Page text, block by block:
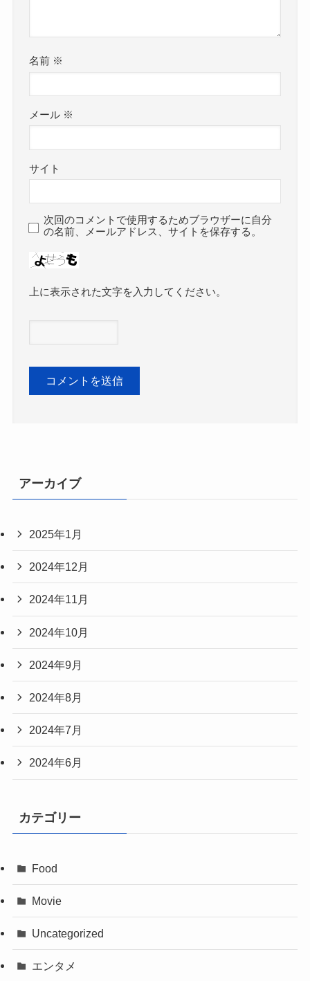
名前 ※
メール ※
サイト
次回のコメントで使用するためブラウザーに自分
の名前、メールアドレス、サイトを保存する。
上に表示された文字を入力してください。
アーカイブ
2025年1月
2024年12月
2024年11月
2024年10月
2024年9月
2024年8月
2024年7月
2024年6月
カテゴリー
Food
Movie
Uncategorized
エンタメ